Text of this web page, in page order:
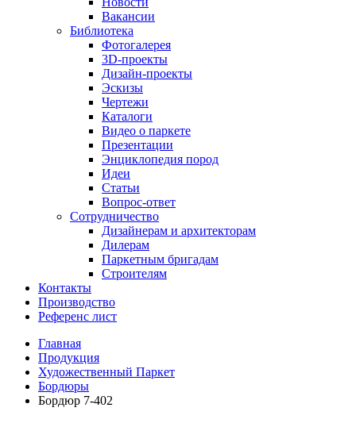
Вакансии
Библиотека
Фотогалерея
3D-проекты
Дизайн-проекты
Эскизы
Чертежи
Каталоги
Видео о паркете
Презентации
Энциклопедия пород
Идеи
Статьи
Вопрос-ответ
Сотрудничество
Дизайнерам и архитекторам
Дилерам
Паркетным бригадам
Строителям
Контакты
Производство
Референс лист
Главная
Продукция
Художественный Паркет
Бордюры
Бордюр 7-402